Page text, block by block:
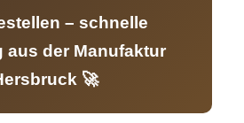
– schnelle
aus der Manufaktur
🚀